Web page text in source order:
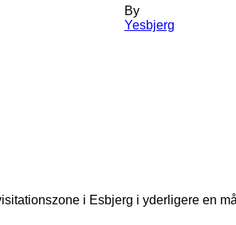
By
Yesbjerg
i Esbjerg i yderligere en